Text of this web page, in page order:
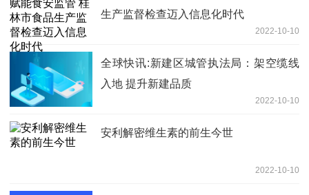
生产监督检查迈入信息化时代
2022-10-10
全球快讯:新建区城管执法局：架空缆线
入地 提升新建品质
2022-10-10
安利解密维生素的前生今世
2022-10-10